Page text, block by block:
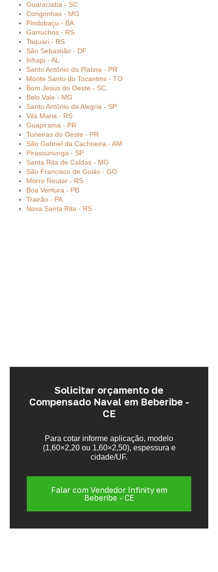
Guaraciaba - SC
Congonhas - MG
Pindobaçu - BA
Garruchos - RS
Taquari - RS
São Sebastião - DF
Inhapi - AL
Santo Antônio da Platina - PR
Monte Santo do Tocantins - TO
Bom Jesus do Oeste - SC
Belo Vale - MG
Santo Antônio da Alegria - SP
Vila Maria - RS
Guapirama - PR
Tuneiras do Oeste - PR
São Gabriel da Cachoeira - AM
Pirassununga - SP
Santa Rita de Caldas - MG
São Francisco de Goiás - GO
Morro Reuter - RS
Boa Ventura - PB
Trairão - PA
Nova Santa Rita - RS
Solicitar orçamento de
Compensado Naval em Beberibe -
CE
Para cotar informe aplicação, modelo
(1,60×2,20 ou 1,60×2,50), espessura e
cidade/UF.
Falar com Vendedor Infinity em
Beberibe - CE